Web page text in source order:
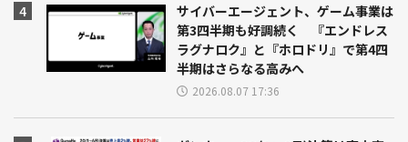
サイバーエージェント、ゲーム事業は
第3四半期も好調続く 『エンドレス
ラグナロク』と『ホロドリ』で第4四
半期はさらなる高みへ
2026.08.07 17:36